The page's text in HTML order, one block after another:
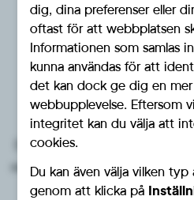
8-21
21
Distribution
Distributionen av alla
respektive valnämnd.
inte göra något.
dig, dina preferenser eller
oftast för att webbplatsen
Informationen som samlas
kunna användas för att
det kan dock ge dig en
webbupplevelse. Eftersom
integritet kan du välja att
cookies.
Du kan även välja vilken typ
genom att klicka på